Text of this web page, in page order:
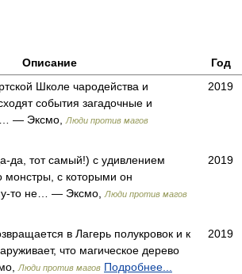
Описание Год
Школе чародейства и
события загадочные и
— Эксмо,
Люди против магов
2019
да, тот самый!) с удивлением
монстры, с которыми он
то не… — Эксмо,
Люди против магов
2019
в Лагерь полукровок и к
что магическое дерево
Люди против магов Подробнее...
2019